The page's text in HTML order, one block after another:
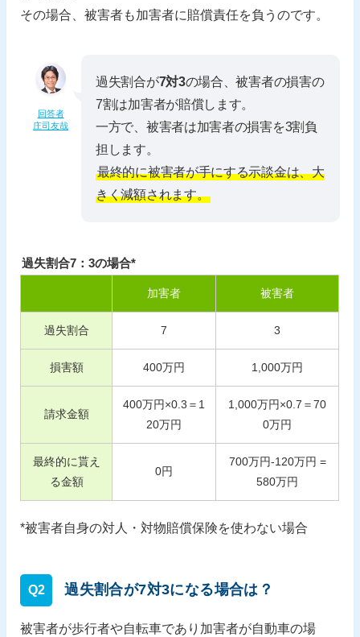
その場合、被害者も加害者に賠償責任を負うのです。
回答者
庄司友哉
過失割合が7対3の場合、被害者の損害の
7割は加害者が賠償します。
一方で、被害者は加害者の損害を3割負
担します。
最終的に被害者が手にする示談金は、大
きく減額されます。
過失割合7：3の場合*
加害者 被害者
過失割合 7 3
損害額 400万円 1,000万円
請求金額
400万円×0.3 ＝ 1
20万円
1,000万円×0.7 ＝70
0万円
最終的に貰え
る金額
0円
700万円-120万円 =
580万円
*被害者自身の対人・対物賠償保険を使わない場合
Q2 過失割合が7対3になる場合は？
被害者が歩行者や自転車であり加害者が自動車の場